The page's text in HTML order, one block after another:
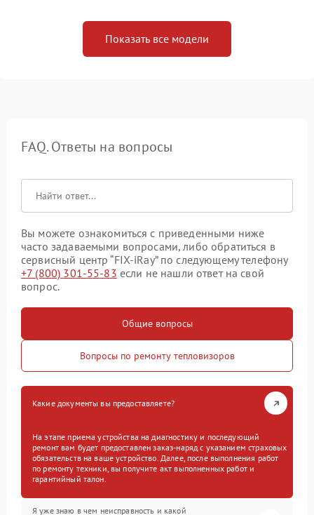
Показать все модели
FAQ. Ответы на вопросы
Вы можете ознакомиться с приведенными ниже
часто задаваемыми вопросами, либо обратиться в
сервисный центр “FIX-iRay” по следующему телефону
+7 (800) 301-55-83 если не нашли ответ на свой
вопрос.
Общие вопросы
Вопросы по ремонту тепловизоров
Какие документы вы предоставляете?
На этапе приема устройства на диагностику и последующий
ремонт вам будет предоставлен заказ-наряд с указанием страховых
обязательств на ваше устройство. Далее, после выполнения работ
по ремонту техники, вы получите акт выполненных работ и
гарантийный талон.
Я уже знаю в чем неисправность и какой